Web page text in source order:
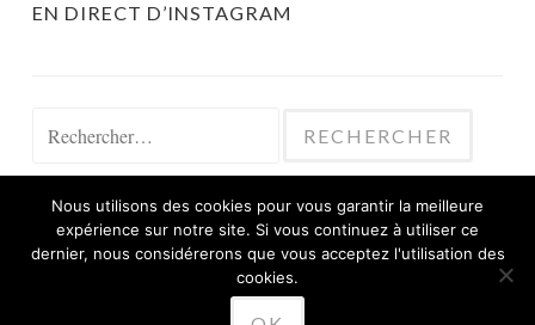
EN DIRECT D’INSTAGRAM
FIÈREMENT PROPULSÉ PAR WORDPRESS
Nous utilisons des cookies pour vous garantir la meilleure
expérience sur notre site. Si vous continuez à utiliser ce
dernier, nous considérerons que vous acceptez l'utilisation des
cookies.